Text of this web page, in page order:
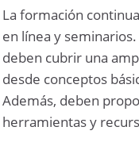
La formación
en línea y
deben cubrir una
desde conceptos
Además, deben
herramientas y